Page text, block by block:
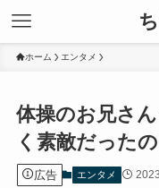
ホーム エンタメ
体操のお兄さ
く素敵だった
広告 エンタメ